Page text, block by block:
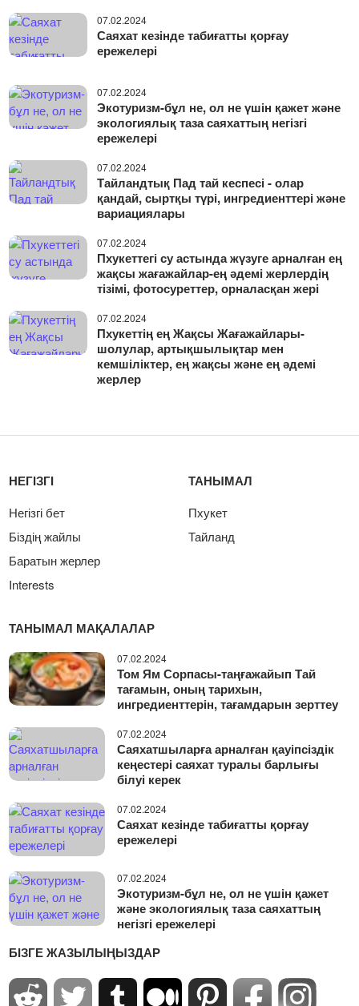
07.02.2024
Саяхат кезінде табиғатты қорғау
ережелері
07.02.2024
Экотуризм-бұл не, ол не үшін қажет және
экологиялық таза саяхаттың негізгі
ережелері
07.02.2024
Тайландтық Пад тай кеспесі - олар
қандай, сыртқы түрі, ингредиенттері және
вариациялары
07.02.2024
Пхукеттегі су астында жүзуге арналған ең
жақсы жағажайлар-ең әдемі жерлердің
тізімі, фотосуреттер, орналасқан жері
07.02.2024
Пхукеттің ең Жақсы Жағажайлары-
шолулар, артықшылықтар мен
кемшіліктер, ең жақсы және ең әдемі
жерлер
НЕГІЗГІ
Негізгі бет
Біздің жайлы
Баратын жерлер
Interests
ТАНЫМАЛ
Пхукет
Тайланд
ТАНЫМАЛ МАҚАЛАЛАР
07.02.2024
Том Ям Сорпасы-таңғажайып Тай
тағамын, оның тарихын,
ингредиенттерін, тағамдарын зерттеу
07.02.2024
Саяхатшыларға арналған қауіпсіздік
кеңестері саяхат туралы барлығы
білуі керек
07.02.2024
Саяхат кезінде табиғатты қорғау
ережелері
07.02.2024
Экотуризм-бұл не, ол не үшін қажет
және экологиялық таза саяхаттың
негізгі ережелері
БІЗГЕ ЖАЗЫЛЫҢЫЗДАР